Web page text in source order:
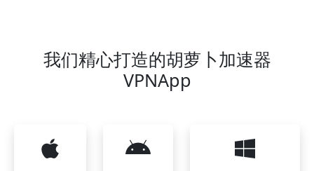
我们精心打造的胡萝卜加速器
VPNApp